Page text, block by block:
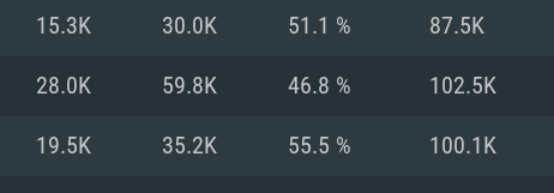
DE
15.3K 30.0K 51.1 % 87.5K
28.0K 59.8K 46.8 % 102.5K
19.5K 35.2K 55.5 % 100.1K